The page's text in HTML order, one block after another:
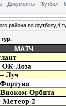
Документы Футбол
района по футболу,4